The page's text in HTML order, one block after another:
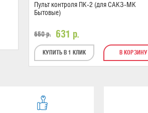
Пульт контроля ПК-2 (для САКЗ-МК
Бытовые)
650р. 631 р.
КУПИТЬ В 1 КЛИК В КОРЗИНУ